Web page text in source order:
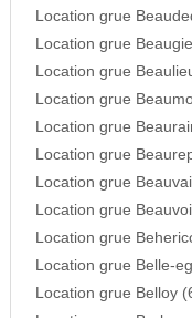
Location grue
Location grue
Location grue
Location grue
Location grue
Location grue
Location grue
Location grue
Location grue
Location grue Belle-
Location grue Belloy